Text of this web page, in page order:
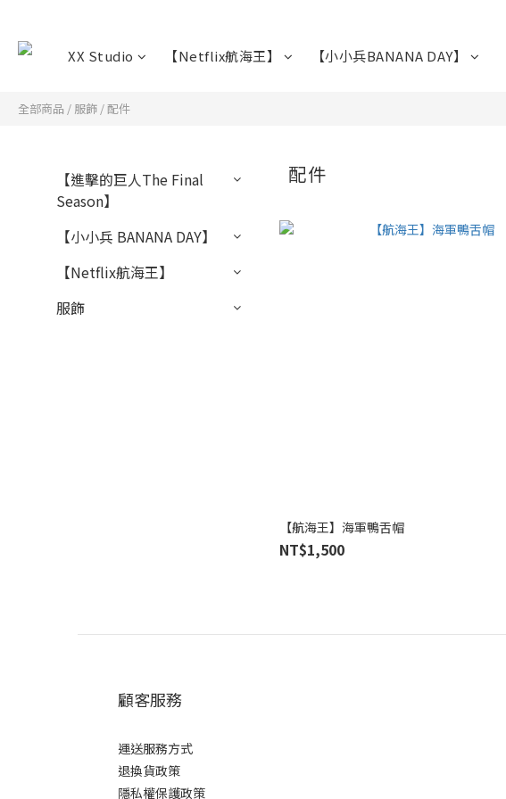
XX Studio 【Netflix航海王】 【小小兵BANANA DAY】
全部商品 / 服飾 /配件
【進擊的巨人The Final
Season】
【小小兵 BANANA DAY】
【Netflix航海王】
服飾
配件
【航海王】海軍鴨舌帽
NT$1,500
顧客服務
運送服務方式
退換貨政策
隱私權保護政策